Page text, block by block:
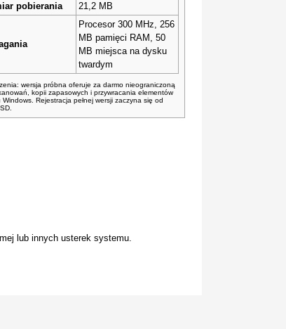
pobierania
21,2 MB
Procesor 300 MHz, 256
MB pamięci RAM, 50
MB miejsca na dysku
twardym
wersja próbna oferuje za darmo nieograniczoną
kopii zapasowych i przywracania elementów
Windows. Rejestracja pełnej wersji zaczyna się od
lub innych usterek systemu.